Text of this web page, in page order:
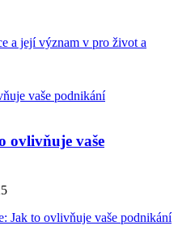
a její význam v pro život a
ovlivňuje vaše
Jak to ovlivňuje vaše podnikání